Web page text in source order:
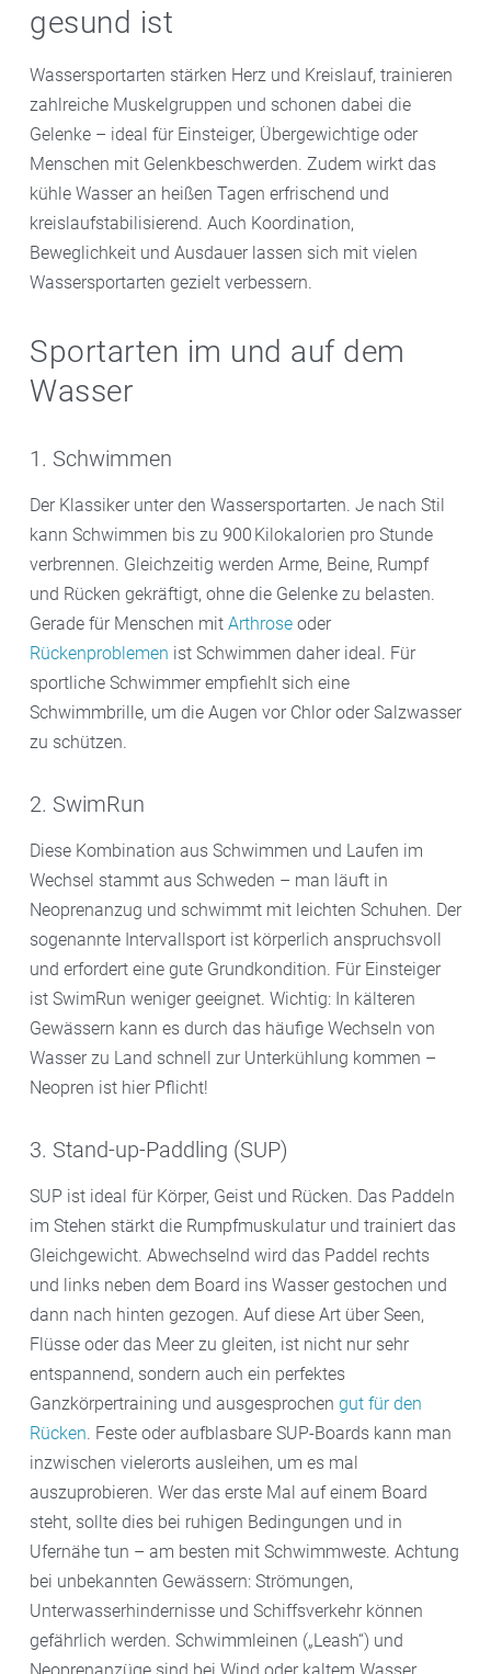
gesund ist
Wassersportarten stärken Herz und Kreislauf, trainieren
zahlreiche Muskelgruppen und schonen dabei die
Gelenke – ideal für Einsteiger, Übergewichtige oder
Menschen mit Gelenkbeschwerden. Zudem wirkt das
kühle Wasser an heißen Tagen erfrischend und
kreislaufstabilisierend. Auch Koordination,
Beweglichkeit und Ausdauer lassen sich mit vielen
Wassersportarten gezielt verbessern.
Sportarten im und auf dem
Wasser
1. Schwimmen
Der Klassiker unter den Wassersportarten. Je nach Stil
kann Schwimmen bis zu 900 Kilokalorien pro Stunde
verbrennen. Gleichzeitig werden Arme, Beine, Rumpf
und Rücken gekräftigt, ohne die Gelenke zu belasten.
Gerade für Menschen mit Arthrose oder
Rückenproblemen ist Schwimmen daher ideal. Für
sportliche Schwimmer empfiehlt sich eine
Schwimmbrille, um die Augen vor Chlor oder Salzwasser
zu schützen.
2. SwimRun
Diese Kombination aus Schwimmen und Laufen im
Wechsel stammt aus Schweden – man läuft in
Neoprenanzug und schwimmt mit leichten Schuhen. Der
sogenannte Intervallsport ist körperlich anspruchsvoll
und erfordert eine gute Grundkondition. Für Einsteiger
ist SwimRun weniger geeignet. Wichtig: In kälteren
Gewässern kann es durch das häufige Wechseln von
Wasser zu Land schnell zur Unterkühlung kommen –
Neopren ist hier Pflicht!
3. Stand-up-Paddling (SUP)
SUP ist ideal für Körper, Geist und Rücken. Das Paddeln
im Stehen stärkt die Rumpfmuskulatur und trainiert das
Gleichgewicht. Abwechselnd wird das Paddel rechts
und links neben dem Board ins Wasser gestochen und
dann nach hinten gezogen. Auf diese Art über Seen,
Flüsse oder das Meer zu gleiten, ist nicht nur sehr
entspannend, sondern auch ein perfektes
Ganzkörpertraining und ausgesprochen gut für den
Rücken. Feste oder aufblasbare SUP-Boards kann man
inzwischen vielerorts ausleihen, um es mal
auszuprobieren. Wer das erste Mal auf einem Board
steht, sollte dies bei ruhigen Bedingungen und in
Ufernähe tun – am besten mit Schwimmweste. Achtung
bei unbekannten Gewässern: Strömungen,
Unterwasserhindernisse und Schiffsverkehr können
gefährlich werden. Schwimmleinen („Leash“) und